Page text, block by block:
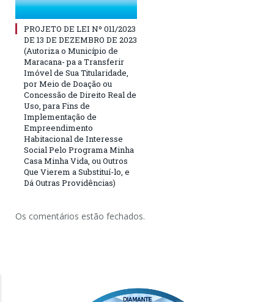
PROJETO DE LEI Nº 011/2023
DE 13 DE DEZEMBRO DE 2023
(Autoriza o Município de
Maracana- pa a Transferir
Imóvel de Sua Titularidade,
por Meio de Doação ou
Concessão de Direito Real de
Uso, para Fins de
Implementação de
Empreendimento
Habitacional de Interesse
Social Pelo Programa Minha
Casa Minha Vida, ou Outros
Que Vierem a Substituí-lo, e
Dá Outras Providências)
Os comentários estão fechados.